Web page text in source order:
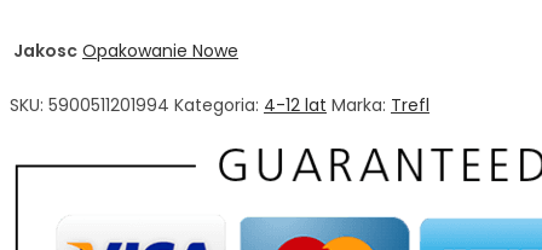
Jakosc Opakowanie Nowe
SKU: 5900511201994 Kategoria: 4-12 lat Marka: Trefl